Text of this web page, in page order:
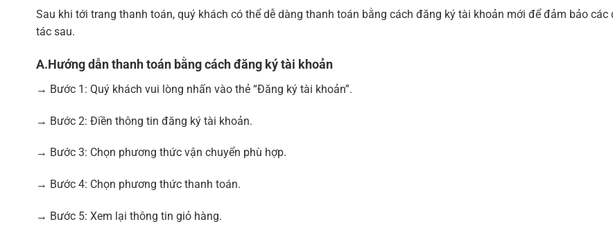
Sau khi tới trang thanh toán, quý khách có thể dễ dàng thanh toán bằng cách đăng ký tài khoản mới để đảm bảo
tác sau.
A.Hướng dẫn thanh toán bằng cách đăng ký tài khoản
→ Bước 1: Quý khách vui lòng nhấn vào thẻ “Đăng ký tài khoản”.
→ Bước 2: Điền thông tin đăng ký tài khoản.
→ Bước 3: Chọn phương thức vận chuyển phù hợp.
→ Bước 4: Chọn phương thức thanh toán.
→ Bước 5: Xem lại thông tin giỏ hàng.